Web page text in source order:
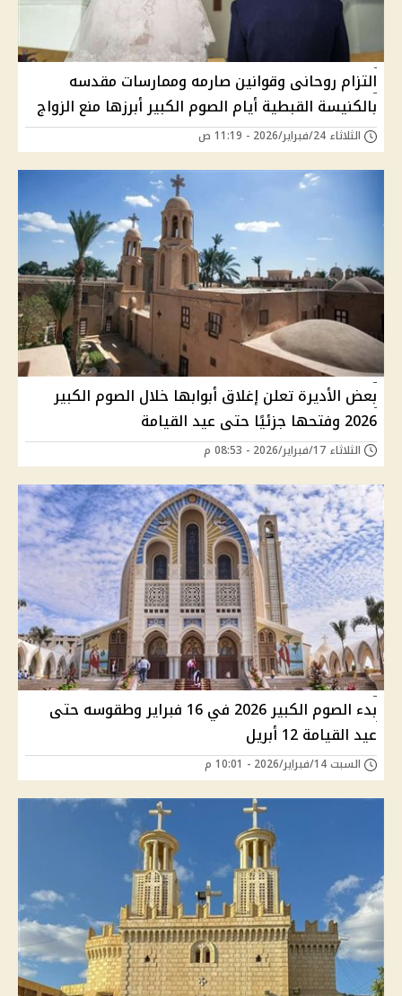
التزام روحانى وقوانين صارمه وممارسات مقدسه
بالكنيسة القبطية أيام الصوم الكبير أبرزها منع الزواج
الثلاثاء 24/فبراير/2026 - 11:19 ص
بعض الأديرة تعلن إغلاق أبوابها خلال الصوم الكبير
2026 وفتحها جزئيًا حتى عيد القيامة
الثلاثاء 17/فبراير/2026 - 08:53 م
بدء الصوم الكبير 2026 في 16 فبراير وطقوسه حتى
عيد القيامة 12 أبريل
السبت 14/فبراير/2026 - 10:01 م